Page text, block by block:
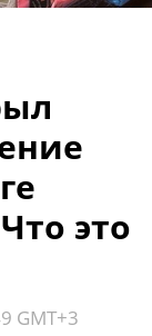
это
GMT+3